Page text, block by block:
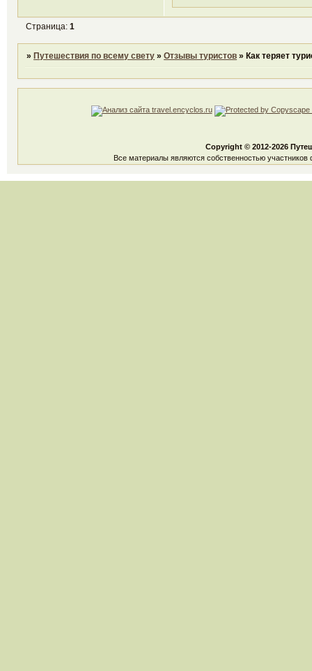
Страница:1
» Путешествия по всему свету »Отзывы туристов » Как теряет
Copyright © 2012-2026
Все материалы являются собственностью